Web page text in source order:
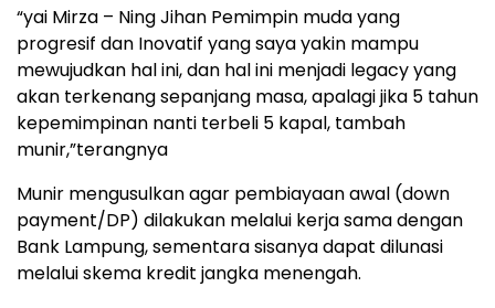
“yai Mirza – Ning Jihan Pemimpin muda yang
progresif dan Inovatif yang saya yakin mampu
mewujudkan hal ini, dan hal ini menjadi legacy yang
akan terkenang sepanjang masa, apalagi jika 5 tahun
kepemimpinan nanti terbeli 5 kapal, tambah
munir,”terangnya
Munir mengusulkan agar pembiayaan awal (down
payment/DP) dilakukan melalui kerja sama dengan
Bank Lampung, sementara sisanya dapat dilunasi
melalui skema kredit jangka menengah.